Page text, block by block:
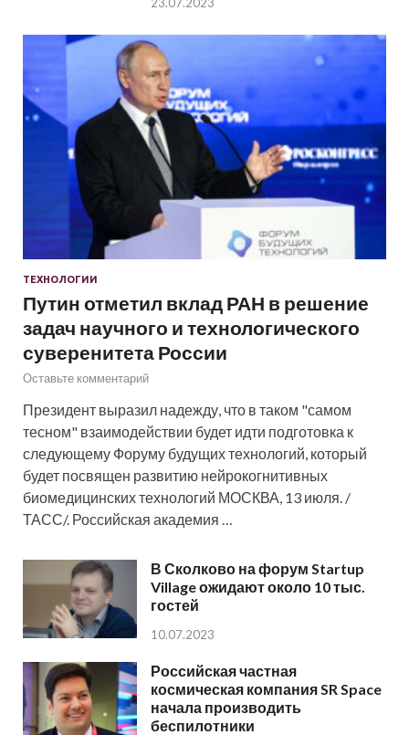
ТЕХНОЛОГИИ
Путин отметил вклад РАН в решение
задач научного и технологического
суверенитета России
Оставьте комментарий
Президент выразил надежду, что в таком "самом
тесном" взаимодействии будет идти подготовка к
следующему Форуму будущих технологий, который
будет посвящен развитию нейрокогнитивных
биомедицинских технологий МОСКВА, 13 июля. /
ТАСС/. Российская академия …
В Сколково на форум Startup
Village ожидают около 10 тыс.
гостей
10.07.2023
Российская частная
космическая компания SR Space
начала производить
беспилотники